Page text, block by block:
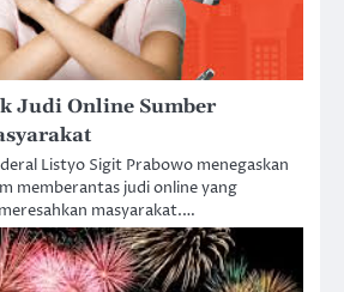
Judi Online Sumber
Listyo Sigit Prabowo menegaskan
memberantas judi online yang
masyarakat.…